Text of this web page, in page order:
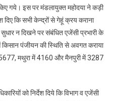
गये। इस पर मंडलायुक्त महोदया ने कड़ी
दिए कि सभी केन्द्रों से गेहूं क्रय कराना
न दिखने पर संबंधित एजेंसी प्रभारी के
किसान पंजीयन की स्थिति से अवगत कराया
मथुरा में 4160 और मैनपुरी में 3287
को निर्देश दिये कि विभाग व एजेंसी